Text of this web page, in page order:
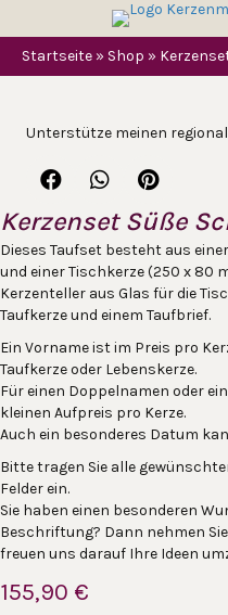
Startseite » Shop »
Unterstütze meinen
Kerzenset Süße
Dieses Taufset besteht aus
und einer Tischkerze (250 x 80
Kerzenteller aus Glas für die
Taufkerze und einem Taufbrief.
Ein Vorname ist im Preis pro
Taufkerze oder Lebenskerze.
Für einen Doppelnamen oder
kleinen Aufpreis pro Kerze.
Auch ein besonderes Datum
Bitte tragen Sie alle
Felder ein.
Sie haben einen besonderen
Beschriftung? Dann nehmen
freuen uns darauf Ihre Ideen
155,90 €